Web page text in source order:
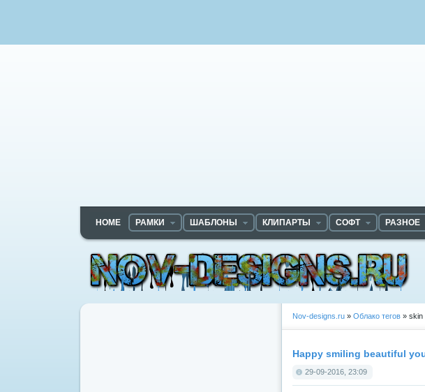
HOME РАМКИ ШАБЛОНЫ КЛИПАРТЫ СОФТ РАЗНОЕ
Nov-designs.ru » Облако тегов » skin
Happy smiling beautiful
29-09-2016, 23:09